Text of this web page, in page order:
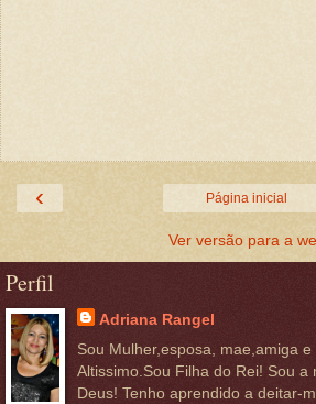
‹ Página inicial
Ver versão para a
Perfil
Adriana Rangel
Sou Mulher,esposa, mae,amiga
Altissimo.Sou Filha do Rei! Sou a
Deus! Tenho aprendido a deitar-